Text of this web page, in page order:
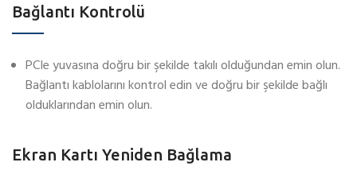
Bağlantı Kontrolü
PCIe yuvasına doğru bir şekilde takılı olduğundan emin olun.
Bağlantı kablolarını kontrol edin ve doğru bir şekilde bağlı
olduklarından emin olun.
Ekran Kartı Yeniden Bağlama